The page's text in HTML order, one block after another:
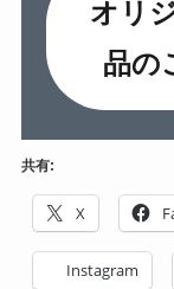
オリ
品の
共有:
X
Instagram